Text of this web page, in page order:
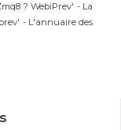
? WebiPrev' - La
- L'annuaire des